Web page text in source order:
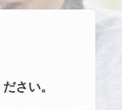
さい。